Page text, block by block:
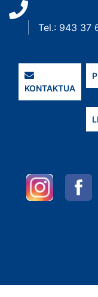
Tel.: 943 37
KONTAKTUA